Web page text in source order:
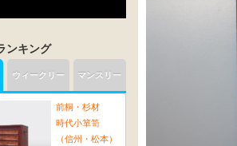
ンキング
前桐・杉材
時代小箪笥
（信州・松本）
ウィークリー マンスリー